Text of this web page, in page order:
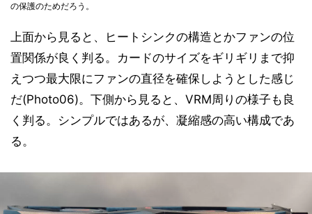
の保護のためだろう。
上面から見ると、ヒートシンクの構造とかファンの位
置関係が良く判る。カードのサイズをギリギリまで抑
えつつ最大限にファンの直径を確保しようとした感じ
だ(Photo06)。下側から見ると、VRM周りの様子も良
く判る。シンプルではあるが、凝縮感の高い構成であ
る。